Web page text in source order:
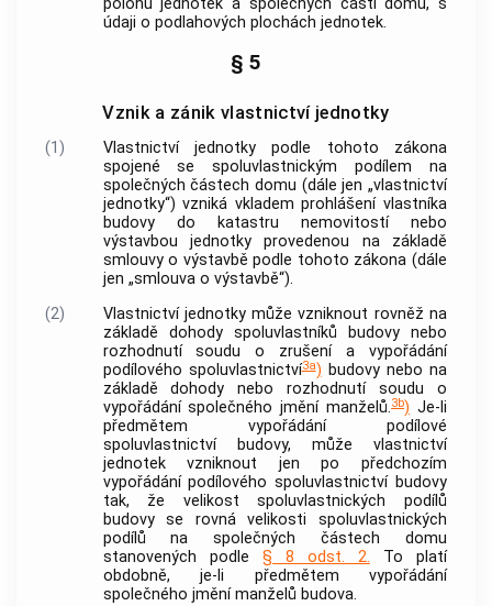
polohujednotek a společných částí domu, s
údaji o podlahových plochách jednotek.
§ 5
Vznik a zánik vlastnictví jednotky
(1) Vlastnictví jednotkypodle tohoto zákona
spojené se spoluvlastnickým podílem na
společných částech domu (dále jen „vlastnictví
jednotky“) vzniká vkladem prohlášení vlastníka
budovydo katastru nemovitostínebo
výstavbou jednotkyprovedenou na základě
smlouvy o výstavbě podle tohoto zákona (dále
jen „smlouva o výstavbě“).
(2)
Vlastnictví jednotkymůže vzniknout rovněž na
základě dohody spoluvlastníků
budovynebo
rozhodnutí soudu o zrušení a vypořádání
podílového spoluvlastnictví3a) budovynebo na
základě dohody nebo rozhodnutí soudu o
vypořádání společného jmění manželů.3b) Je-li
předmětem vypořádání podílové
spoluvlastnictví
budovy, může vlastnictví
jednotekvzniknout jen po předchozím
vypořádání podílového spoluvlastnictví budovy
tak, že velikost spoluvlastnických podílů
budovyse rovná velikosti spoluvlastnických
podílů naspolečných částech domu
stanovených podle § 8 odst. 2. To platí
obdobně, je-li předmětem vypořádání
společného jmění manželů budova.